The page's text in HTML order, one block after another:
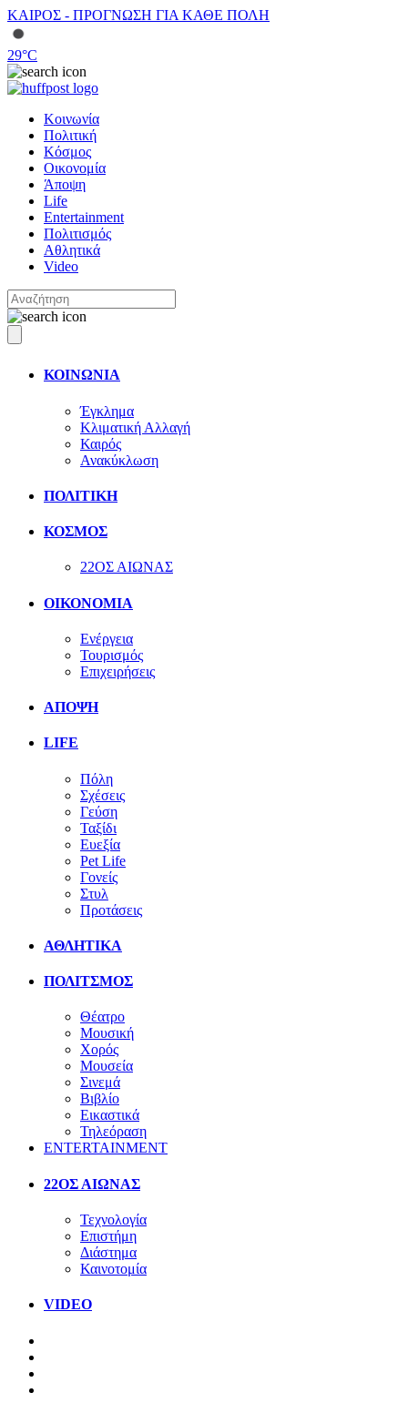
ΚΑΙΡΟΣ - ΠΡΟΓΝΩΣΗ ΓΙΑ ΚΑΘΕ ΠΟΛΗ
29°C
Κοινωνία
Πολιτική
Κόσμος
Οικονομία
Άποψη
Life
Entertainment
Πολιτισμός
Αθλητικά
Video
ΚΟΙΝΩΝΙΑ
Έγκλημα
Κλιματική Αλλαγή
Καιρός
Ανακύκλωση
ΠΟΛΙΤΙΚΗ
ΚΟΣΜΟΣ
22ΟΣ ΑΙΩΝΑΣ
ΟΙΚΟΝΟΜΙΑ
Ενέργεια
Τουρισμός
Επιχειρήσεις
ΑΠΟΨΗ
LIFE
Πόλη
Σχέσεις
Γεύση
Ταξίδι
Ευεξία
Pet Life
Γονείς
Στυλ
Προτάσεις
ΑΘΛΗΤΙΚΑ
ΠΟΛΙΤΣΜΟΣ
Θέατρο
Μουσική
Χορός
Μουσεία
Σινεμά
Βιβλίο
Εικαστικά
Τηλεόραση
ENTERTAINMENT
22ΟΣ ΑΙΩΝΑΣ
Τεχνολογία
Επιστήμη
Διάστημα
Καινοτομία
VIDEO